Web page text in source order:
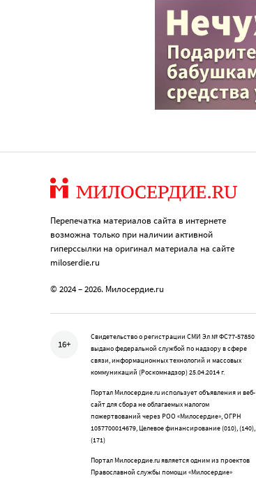
Перепечатка материалов сайта в интернете
возможна только при наличии активной
гиперссылки на оригинал материала на сайте
miloserdie.ru
© 2024 – 2026. Милосердие.ru
16+
Свидетельство о регистрации СМИ Эл № ФС77-57850
выдано федеральной службой по надзору в сфере
связи, информационных технологий и массовых
коммуникаций (Роскомнадзор) 25.04.2014 г.
Портал Милосердие.ru использует объявления и веб-
сайт для сбора не облагаемых налогом
пожертвований через РОО «Милосердие», ОГРН
1057700014679, Целевое финансирование (010), (140),
(171)
Портал Милосердие.ru является одним из проектов
Православной службы помощи «Милосердие»